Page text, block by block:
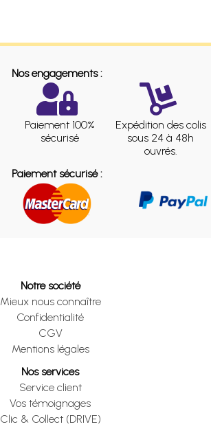
Nos engagements :
Paiement 100%
sécurisé
Expédition des colis
sous 24 à 48h
ouvrés.
Paiement sécurisé :
Notre société
Mieux nous connaître
Confidentialité
CGV
Mentions légales
Nos services
Service client
Vos témoignages
Clic & Collect (DRIVE)